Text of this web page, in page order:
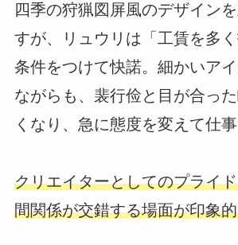
四季の狩猟図屏風のデザイン
すが、リュウリは「工賃を多
条件をつけて快諾。細かいア
ながらも、裴行俭と目が合っ
くなり、急に態度を変えて仕事
クリエイターとしてのプライ
間関係が交錯する場面が印象